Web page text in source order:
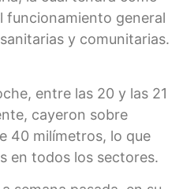
funcionamiento general
y comunitarias.
entre las 20 y las 21
cayeron sobre
40 milímetros, lo que
en todos los sectores.